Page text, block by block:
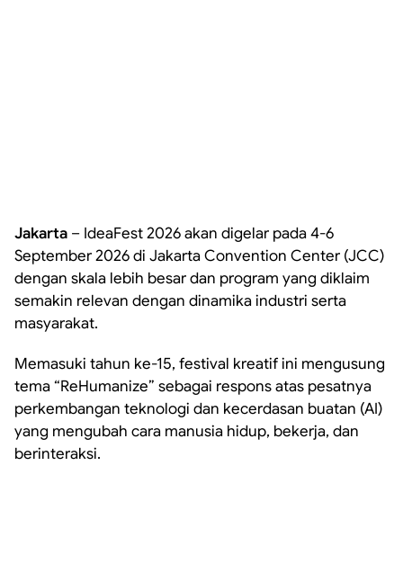
Jakarta – IdeaFest 2026 akan digelar pada 4-6
September 2026 di Jakarta Convention Center (JCC)
dengan skala lebih besar dan program yang diklaim
semakin relevan dengan dinamika industri serta
masyarakat.
Memasuki tahun ke-15, festival kreatif ini mengusung
tema “ReHumanize” sebagai respons atas pesatnya
perkembangan teknologi dan kecerdasan buatan (AI)
yang mengubah cara manusia hidup, bekerja, dan
berinteraksi.